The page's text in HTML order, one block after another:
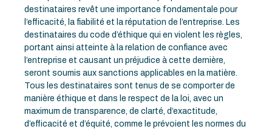
destinataires revêt une importance fondamentale pour
l’efficacité, la fiabilité et la réputation de l’entreprise. Les
destinataires du code d’éthique qui en violent les règles,
portant ainsi atteinte à la relation de confiance avec
l’entreprise et causant un préjudice à cette dernière,
seront soumis aux sanctions applicables en la matière.
Tous les destinataires sont tenus de se comporter de
manière éthique et dans le respect de la loi, avec un
maximum de transparence, de clarté, d’exactitude,
d’efficacité et d’équité, comme le prévoient les normes du